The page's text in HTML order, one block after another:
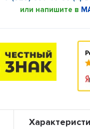
или напишите в